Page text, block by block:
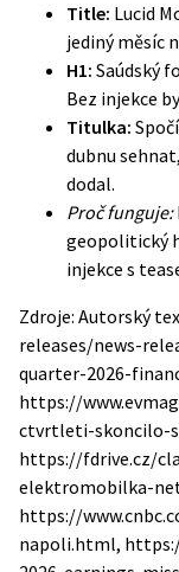
Title: Lucid
jediný měsíc
H1: Saúdský
Bez injekce
Titulka:
dubnu
dodal.
Proč funguje:
geopolitický
injekce s
Zdroje: Autorský
releases/news-
quarter-2026-
https://
ctvrtleti-skoncilo-
https://fdrive.cz/
elektromobilka-
https://
napoli.html,